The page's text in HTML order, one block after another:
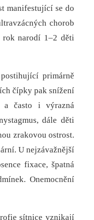
manifestující se do
chorob
rok narodí 1–2 děti
primárně
čípky pak snížení
a často i výrazná
dále děti
zrakovou ostrost.
U nejzávažnější
fixace, špatná
Onemocnění
sítnice vznikají